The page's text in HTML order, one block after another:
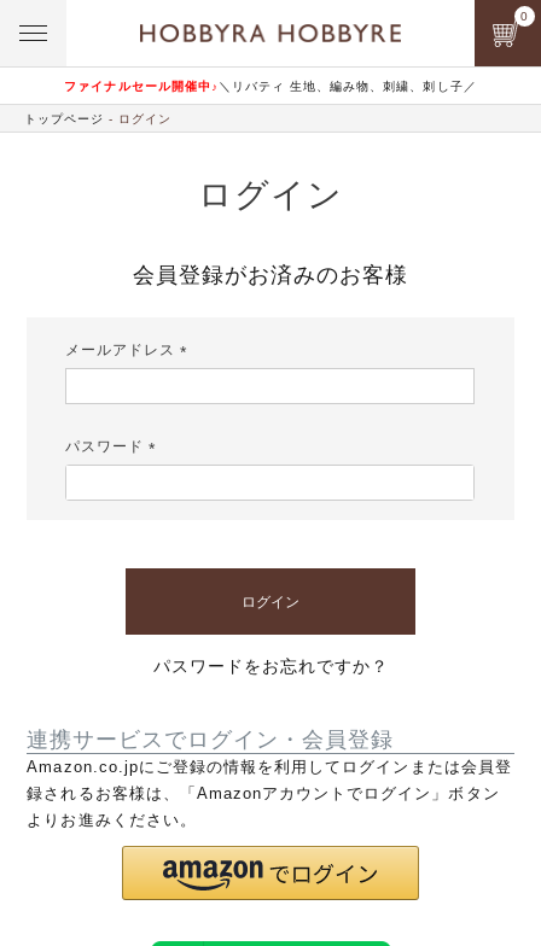
ファイナルセール開催中♪ ＼リバティ 生地、編み物、刺繍、刺し子／
0
トップページ ログイン
ログイン
会員登録がお済みのお客様
メールアドレス
パスワード
ログイン
パスワードをお忘れですか？
連携サービスでログイン・会員登録
Amazon.co.jpにご登録の情報を利用してログインまたは会員登
録されるお客様は、「Amazonアカウントでログイン」ボタン
よりお進みください。